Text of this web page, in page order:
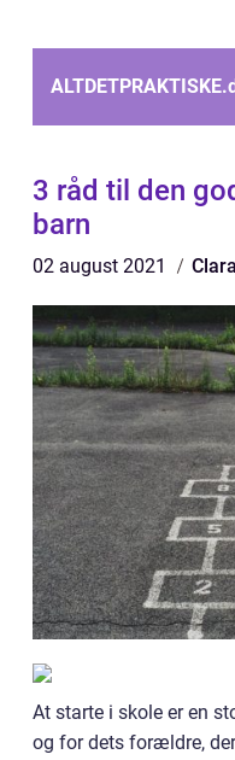
ALTDETPRAKTISKE.
3 råd til den
barn
02 august 2021
At starte i skole er en
og for dets forældre,